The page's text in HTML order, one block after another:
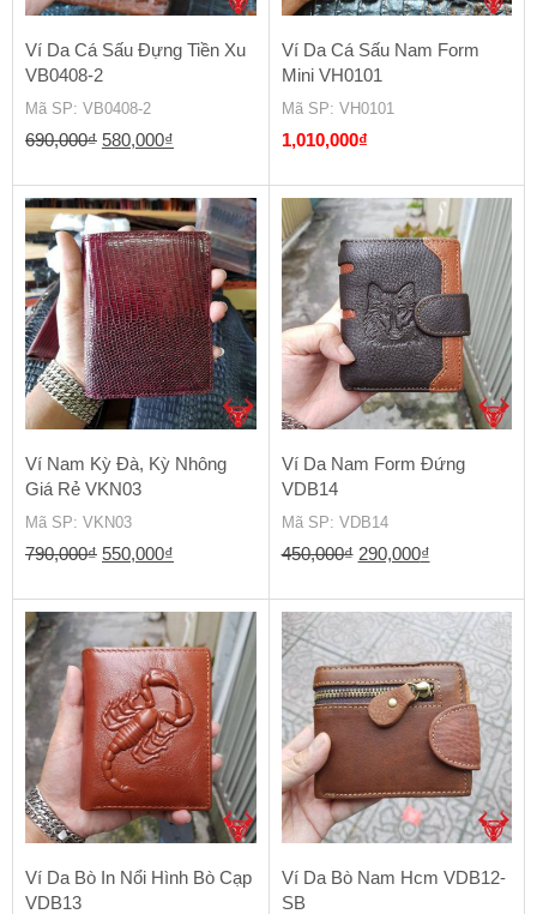
Ví Da Cá Sấu Đựng Tiền Xu
VB0408-2
Mã SP: VB0408-2
690,000₫ Giá
là:
690,000₫.
580,000₫
tại
là:
580,000₫.
Ví Da Cá Sấu Nam Form
Mini VH0101
Mã SP: VH0101
1,010,000₫
Ví Nam Kỳ Đà, Kỳ Nhông
Giá Rẻ VKN03
Mã SP: VKN03
790,000₫ Giá
là:
790,000₫.
550,000₫
tại
là:
550,000₫.
Ví Da Nam Form Đứng
VDB14
Mã SP: VDB14
450,000₫ Giá
là:
450,000₫.
290,000₫Giá
tại
là:
290,000₫.
Ví Da Bò In Nổi Hình Bò Cạp
VDB13
Ví Da Bò Nam Hcm VDB12-
SB